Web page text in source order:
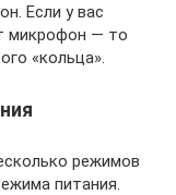
Если у вас
микрофон — то
«кольца».
режимов
питания.